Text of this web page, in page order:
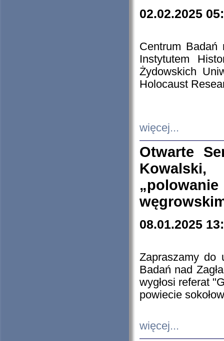
02.02.2025
Centrum Badań
Instytutem
Żydowskich
Holocaust
więcej...
Otwarte
08.01.2025
Zapraszamy do
Badań nad
wygłosi referat
powiecie
więcej...